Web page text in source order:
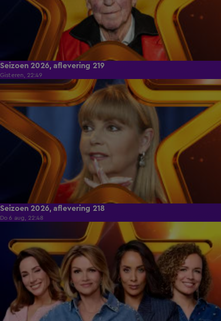
Seizoen 2026, aflevering 219
Gisteren, 22:49
38:12
Seizoen 2026, aflevering 218
Do 6 aug, 22:48